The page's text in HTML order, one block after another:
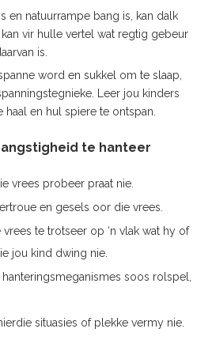
en natuurrampe bang is, kan dalk
vir hulle vertel wat regtig gebeur
is.
word en sukkel om te slaap,
Leer jou kinders
en hul spiere te ontspan.
te hanteer
vrees probeer praat nie.
en gesels oor die vrees.
te trotseer op ‘n vlak wat hy of
jou kind dwing nie.
soos rolspel,
situasies of plekke vermy nie.